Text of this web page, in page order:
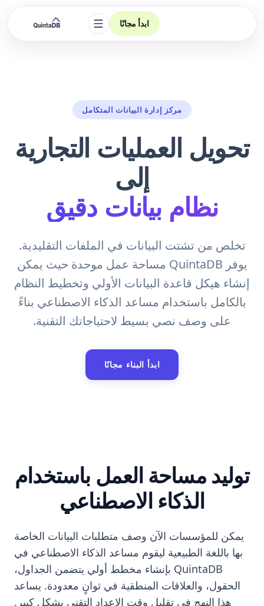
ابدأ مجانًا
فتح التنقل
مركز إدارة البيانات المتكامل
تحويل العمليات التجارية
إلى
نظام بيانات دقيق
تخلص من تشتت البيانات في الملفات التقليدية.
يوفر QuintaDB مساحة عمل موحدة حيث يمكن
إنشاء هيكل قاعدة البيانات الأولي وتخطيط النظام
بالكامل باستخدام مساعد الذكاء الاصطناعي بناءً
على وصف نصي بسيط لاحتياجاتك التقنية.
ابدأ البناء مجانًا
توليد مساحة العمل باستخدام
الذكاء الاصطناعي
يمكن للمؤسسات الآن وصف متطلبات البيانات الخاصة
بها باللغة الطبيعية ليقوم مساعد الذكاء الاصطناعي في
QuintaDB بإنشاء مخطط أولي يتضمن الجداول،
الحقول، والعلاقات المنطقية في ثوانٍ معدودة. يساعد
هذا النهج في تقليل وقت الإعداد التقني بشكل كبير.